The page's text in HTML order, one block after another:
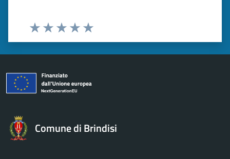
Valuta 5 stelle su 5
Valuta 4 stelle su 5
Valuta 3 stelle su 5
Valuta 2 stelle su 5
Valuta 1 stelle su 5
Comune di Brindisi